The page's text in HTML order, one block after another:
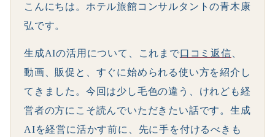
こんにちは。ホテル旅館コンサルタントの青木康
弘です。
生成AIの活用について、これまで口コミ返信
動画、販促と、すぐに始められる使い方を紹介し
てきました。今回は少し毛色の違う、けれども経
営者の方にこそ読んでいただきたい話です。生成
AIを経営に活かす前に、先に手を付けるべきも